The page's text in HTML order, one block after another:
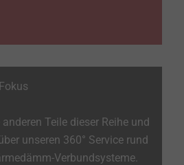
Teile dieser Reihe und
unseren 360° Service rund
Verbundsysteme.